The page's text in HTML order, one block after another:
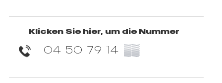
Klicken Sie hier, um die Nummer
04 50 79 14 ▒▒